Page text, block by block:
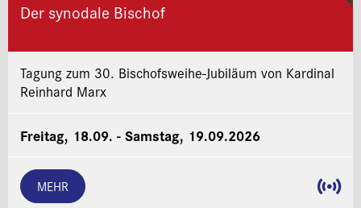
Der synodale Bischof
Tagung zum 30. Bischofsweihe-Jubiläum von Kardinal
Reinhard Marx
Freitag, 18.09. - Samstag, 19.09.2026
MEHR